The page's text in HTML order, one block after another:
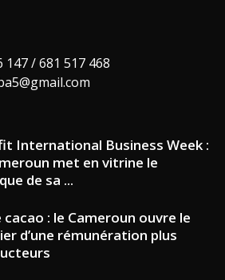
147 / 681 517 468
International Business Week :
met en vitrine le
de sa ...
cacao : le Cameroun ouvre le
d’une rémunération plus